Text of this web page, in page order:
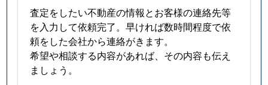
査定をしたい不動産の情報とお客様の連絡先等
を入力して依頼完了。早ければ数時間程度で依
頼をした会社から連絡がきます。
希望や相談する内容があれば、その内容も伝え
ましょう。